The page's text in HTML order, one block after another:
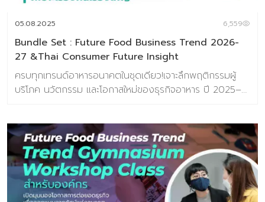
05.08.2025 6,559
Bundle Set : Future Food Business Trend 2026-
27 &Thai Consumer Future Insight
ครบทุกเทรนด์อาหารอนาคตในชุดเดียว!เจาะลึกพฤติกรรมผู้
บริโภค นวัตกรรม และโอกาสใหม่ของธุรกิจอาหาร ปี 2025–
ธุรกิจอาหาร ทั้งในวันนี้และอนาคต ในเซ็ตประกอบด้วยหนังสือ
2 เล่ม 1.Thai Consumer Future Insight in Food
Industry หนังสือที่เจาะลึกทุกอินไซต์สำคัญของผู้บริโภคไทยใน
โลกอาหารปี 2025–2026 2.Future Food Business
Trend 2026-2027 หนังสือสรุปเทรนด์ด้านอาหารแห่ง